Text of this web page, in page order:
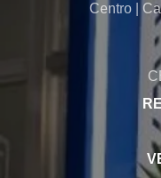
Centro